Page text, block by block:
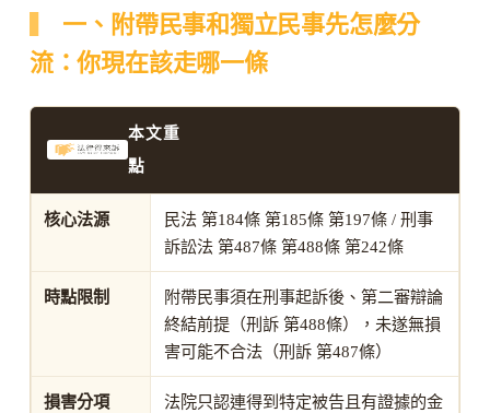
一、附帶民事和獨立民事先怎麼分
流：你現在該走哪一條
本文重
點
核心法源
民法 第184條 第185條 第197條 / 刑事
訴訟法 第487條 第488條 第242條
時點限制
附帶民事須在刑事起訴後、第二審辯論
終結前提（刑訴 第488條），未遂無損
害可能不合法（刑訴 第487條）
損害分項
法院只認連得到特定被告且有證據的金